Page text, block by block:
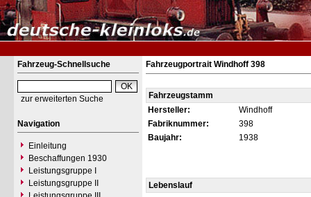
Fahrzeug-Schnellsuche
zur erweiterten Suche
Navigation
Einleitung
Beschaffungen 1930
Leistungsgruppe I
Leistungsgruppe II
Fahrzeugportrait Windhoff 398
Fahrzeugstamm
Hersteller:
Windhoff
Fabriknummer:
398
Baujahr:
1938
Lebenslauf